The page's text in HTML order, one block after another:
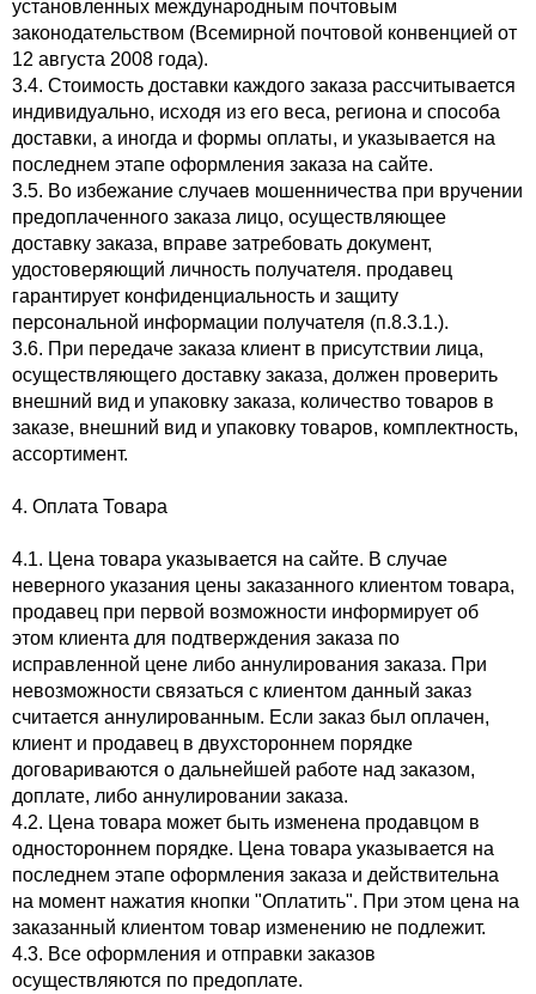
установленных международным почтовым
законодательством (Всемирной почтовой конвенцией от
12 августа 2008 года).
3.4. Стоимость доставки каждого заказа рассчитывается
индивидуально, исходя из его веса, региона и способа
доставки, а иногда и формы оплаты, и указывается на
последнем этапе оформления заказа на сайте.
3.5. Во избежание случаев мошенничества при вручении
предоплаченного заказа лицо, осуществляющее
доставку заказа, вправе затребовать документ,
удостоверяющий личность получателя. продавец
гарантирует конфиденциальность и защиту
персональной информации получателя (п.8.3.1.).
3.6. При передаче заказа клиент в присутствии лица,
осуществляющего доставку заказа, должен проверить
внешний вид и упаковку заказа, количество товаров в
заказе, внешний вид и упаковку товаров, комплектность,
ассортимент.
4. Оплата Товара
4.1. Цена товара указывается на сайте. В случае
неверного указания цены заказанного клиентом товара,
продавец при первой возможности информирует об
этом клиента для подтверждения заказа по
исправленной цене либо аннулирования заказа. При
невозможности связаться с клиентом данный заказ
считается аннулированным. Если заказ был оплачен,
клиент и продавец в двухстороннем порядке
договариваются о дальнейшей работе над заказом,
доплате, либо аннулировании заказа.
4.2. Цена товара может быть изменена продавцом в
одностороннем порядке. Цена товара указывается на
последнем этапе оформления заказа и действительна
на момент нажатия кнопки "Оплатить". При этом цена на
заказанный клиентом товар изменению не подлежит.
4.3. Все оформления и отправки заказов
осуществляются по предоплате.